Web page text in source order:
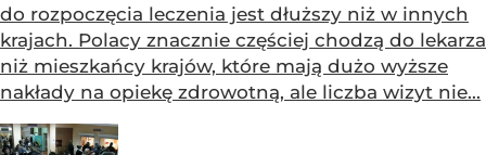
do rozpoczęcia leczenia jest dłuższy niż w innych
krajach. Polacy znacznie częściej chodzą do lekarza
niż mieszkańcy krajów, które mają dużo wyższe
nakłady na opiekę zdrowotną, ale liczba wizyt nie...